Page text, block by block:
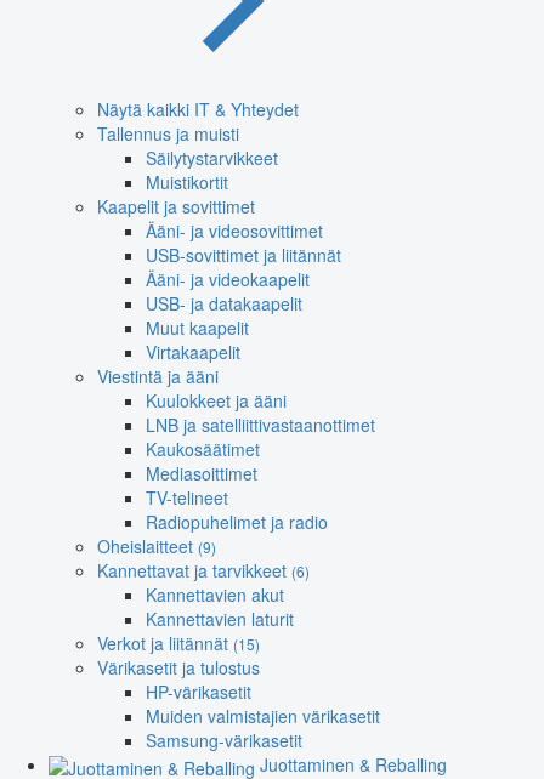
Näytä kaikki IT & Yhteydet
Tallennus ja muisti
Säilytystarvikkeet
Muistikortit
Kaapelit ja sovittimet
Ääni- ja videosovittimet
USB-sovittimet ja liitännät
Ääni- ja videokaapelit
USB- ja datakaapelit
Muut kaapelit
Virtakaapelit
Viestintä ja ääni
Kuulokkeet ja ääni
LNB ja satelliittivastaanottimet
Kaukosäätimet
Mediasoittimet
TV-telineet
Radiopuhelimet ja radio
Oheislaitteet (9)
Kannettavat ja tarvikkeet (6)
Kannettavien akut
Kannettavien laturit
Verkot ja liitännät (15)
Värikasetit ja tulostus
HP-värikasetit
Muiden valmistajien värikasetit
Samsung-värikasetit
Juottaminen & Reballing